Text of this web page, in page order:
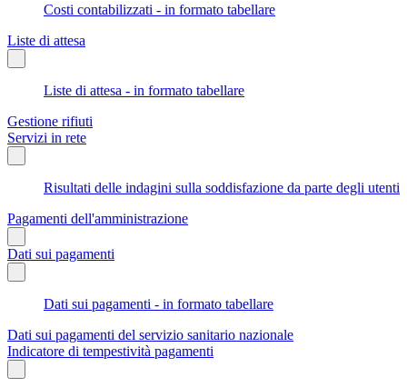
Costi contabilizzati - in formato tabellare
Liste di attesa
Liste di attesa - in formato tabellare
Gestione rifiuti
Servizi in rete
Risultati delle indagini sulla soddisfazione da parte degli utenti
Pagamenti dell'amministrazione
Dati sui pagamenti
Dati sui pagamenti - in formato tabellare
Dati sui pagamenti del servizio sanitario nazionale
Indicatore di tempestività pagamenti